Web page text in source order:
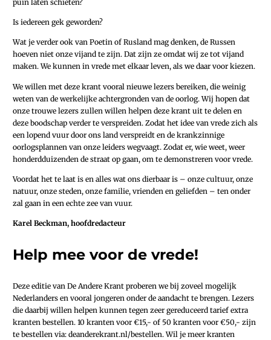
puin laten schieten?
Is iedereen gek geworden?
Wat je verder ook van Poetin of Rusland mag denken, de Russen
hoeven niet onze vijand te zijn. Dat zijn ze omdat wij ze tot vijand
maken. We kunnen in vrede met elkaar leven, als we daar voor kiezen.
We willen met deze krant vooral nieuwe lezers bereiken, die weinig
weten van de werkelijke achtergronden van de oorlog. Wij hopen dat
onze trouwe lezers zullen willen helpen deze krant uit te delen en
deze boodschap verder te verspreiden. Zodat het idee van vrede zich als
een lopend vuur door ons land verspreidt en de krankzinnige
oorlogsplannen van onze leiders wegvaagt. Zodat er, wie weet, weer
honderdduizenden de straat op gaan, om te demonstreren voor vrede.
Voordat het te laat is en alles wat ons dierbaar is – onze cultuur, onze
natuur, onze steden, onze familie, vrienden en geliefden – ten onder
zal gaan in een echte zee van vuur.
Karel Beckman, hoofdredacteur
Help mee voor de vrede!
Deze editie van De Andere Krant proberen we bij zoveel mogelijk
Nederlanders en vooral jongeren onder de aandacht te brengen. Lezers
die daarbij willen helpen kunnen tegen zeer gereduceerd tarief extra
kranten bestellen. 10 kranten voor €15,- of 50 kranten voor €50,- zijn
te bestellen via: deanderekrant.nl/bestellen. Wil je meer kranten